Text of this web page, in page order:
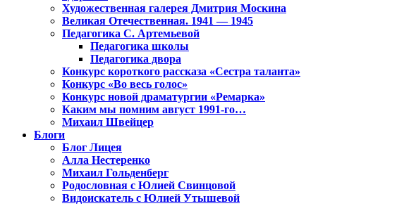
Художественная галерея Дмитрия Москина
Великая Отечественная. 1941 — 1945
Педагогика С. Артемьевой
Педагогика школы
Педагогика двора
Конкурс короткого рассказа «Сестра таланта»
Конкурс «Во весь голос»
Конкурс новой драматургии «Ремарка»
Каким мы помним август 1991-го…
Михаил Швейцер
Блоги
Блог Лицея
Алла Нестеренко
Михаил Гольденберг
Родословная с Юлией Свинцовой
Видоискатель с Юлией Утышевой